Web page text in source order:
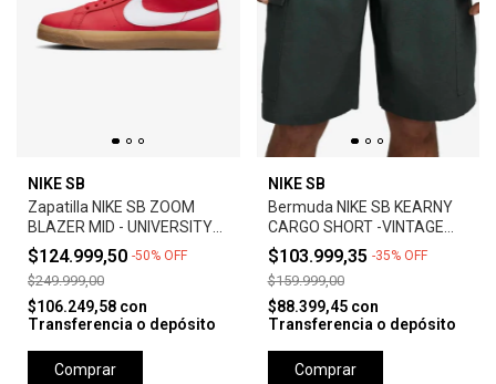
NIKE SB
Zapatilla NIKE SB ZOOM
BLAZER MID - UNIVERSITY
RED *Orange Label*
$124.999,50 -50% OFF
$249.999,00
$106.249,58 con
Transferencia o depósito
Comprar
NIKE SB
Bermuda NIKE SB KEARNY
CARGO SHORT -VINTAGE
GREEN
$103.999,35 -35% OFF
$159.999,00
$88.399,45 con
Transferencia o depósito
Comprar